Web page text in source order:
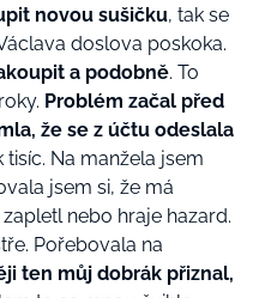
novou sušičku, tak se
doslova poskoka.
a podobně. To
Problém začal před
že se z účtu odeslala
tisíc. Na manžela jsem
jsem si, že má
nebo hraje hazard.
Pořebovala na
ten můj dobrák přiznal,